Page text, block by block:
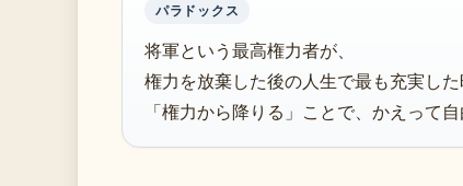
パラドックス
将軍という最高権力者が、
権力を放棄した後の人生で最も充実し
「権力から降りる」ことで、かえって自